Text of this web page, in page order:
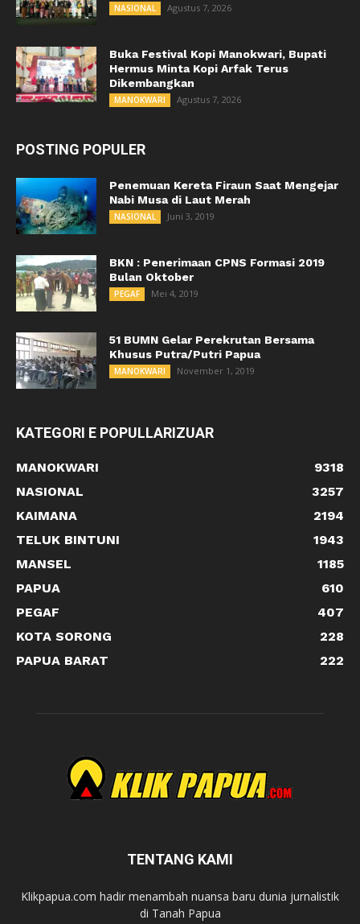
NASIONAL Agustus 7, 2026
Buka Festival Kopi Manokwari, Bupati
Hermus Minta Kopi Arfak Terus
Dikembangkan
MANOKWARI Agustus 7, 2026
POSTING POPULER
Penemuan Kereta Firaun Saat Mengejar
Nabi Musa di Laut Merah
NASIONAL Juni 3, 2019
BKN : Penerimaan CPNS Formasi 2019
Bulan Oktober
PEGAF Mei 4, 2019
51 BUMN Gelar Perekrutan Bersama
Khusus Putra/Putri Papua
MANOKWARI November 1, 2019
KATEGORI E POPULLARIZUAR
MANOKWARI
9318
NASIONAL
3257
KAIMANA
2194
TELUK BINTUNI
1943
MANSEL
1185
PAPUA
610
PEGAF
407
KOTA SORONG
228
PAPUA BARAT
222
TENTANG KAMI
Klikpapua.com hadir menambah nuansa baru dunia jurnalistik
di Tanah Papua